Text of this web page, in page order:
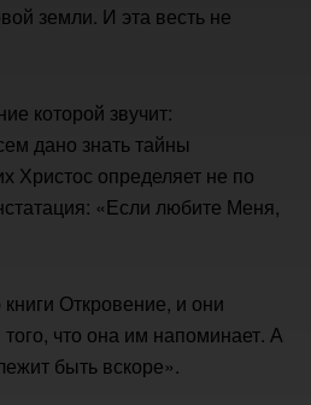
земли. И эта весть не
которой звучит:
дано знать тайны
Христос определяет не по
«Если любите Меня,
Откровение, и они
что она им напоминает. А
быть вскоре».